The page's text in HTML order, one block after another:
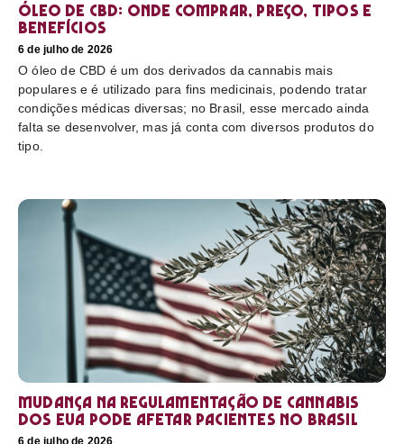
Óleo de CBD: Onde comprar, preço, tipos e
benefícios
6 de julho de 2026
O óleo de CBD é um dos derivados da cannabis mais
populares e é utilizado para fins medicinais, podendo tratar
condições médicas diversas; no Brasil, esse mercado ainda
falta se desenvolver, mas já conta com diversos produtos do
tipo.
Mudança na regulamentação de cannabis
dos EUA pode afetar pacientes no Brasil
6 de julho de 2026